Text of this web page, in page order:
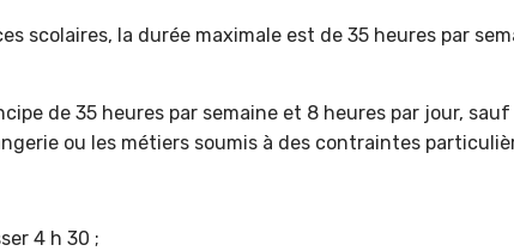
scolaires, la durée maximale est de 35 heures par
de 35 heures par semaine et 8 heures par jour,
ou les métiers soumis à des contraintes
4 h 30 ;